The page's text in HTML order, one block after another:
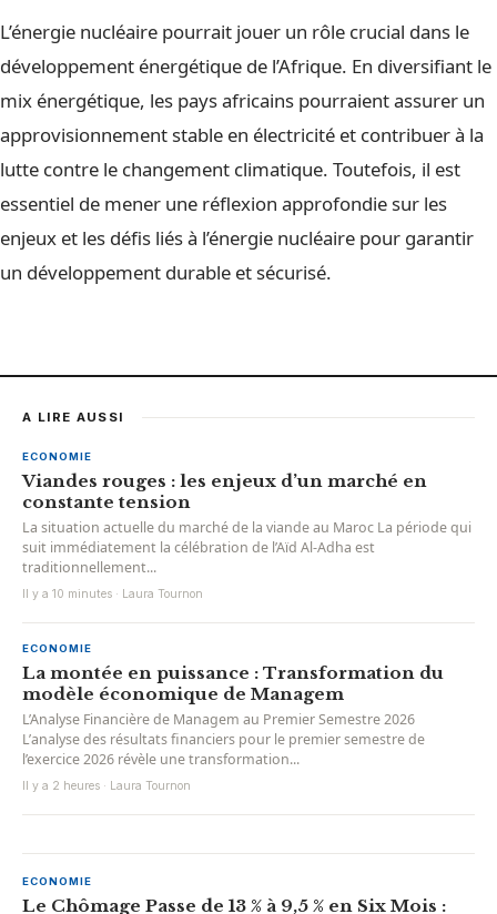
L’énergie nucléaire pourrait jouer un rôle crucial dans le
développement énergétique de l’Afrique. En diversifiant le
mix énergétique, les pays africains pourraient assurer un
approvisionnement stable en électricité et contribuer à la
lutte contre le changement climatique. Toutefois, il est
essentiel de mener une réflexion approfondie sur les
enjeux et les défis liés à l’énergie nucléaire pour garantir
un développement durable et sécurisé.
A LIRE AUSSI
ECONOMIE
Viandes rouges : les enjeux d’un marché en
constante tension
La situation actuelle du marché de la viande au Maroc La période qui
suit immédiatement la célébration de l’Aïd Al-Adha est
traditionnellement...
Il y a 10 minutes · Laura Tournon
ECONOMIE
La montée en puissance : Transformation du
modèle économique de Managem
L’Analyse Financière de Managem au Premier Semestre 2026
L’analyse des résultats financiers pour le premier semestre de
l’exercice 2026 révèle une transformation...
Il y a 2 heures · Laura Tournon
ECONOMIE
Le Chômage Passe de 13 % à 9,5 % en Six Mois :